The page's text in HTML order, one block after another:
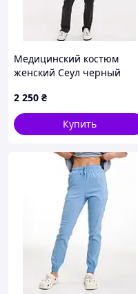
Медицинский костюм
женский Сеул черный
2 250 ₴
Купить